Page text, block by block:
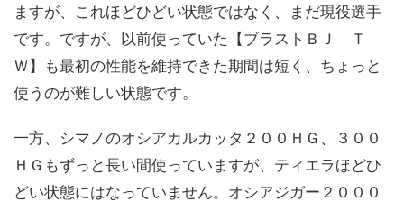
ますが、これほどひどい状態ではなく、まだ現役選手
です。ですが、以前使っていた【ブラストＢＪ Ｔ
Ｗ】も最初の性能を維持できた期間は短く、ちょっと
使うのが難しい状態です。
一方、シマノのオシアカルカッタ２００ＨＧ、３００
ＨＧもずっと長い間使っていますが、ティエラほどひ
どい状態にはなっていません。オシアジガー２０００